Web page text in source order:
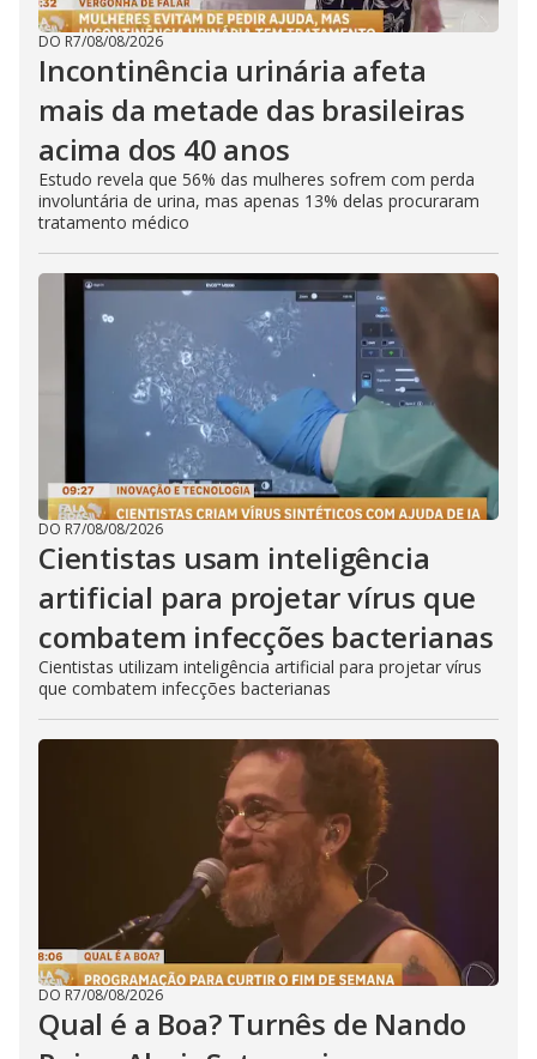
DO R7/08/08/2026
Incontinência urinária afeta
mais da metade das brasileiras
acima dos 40 anos
Estudo revela que 56% das mulheres sofrem com perda
involuntária de urina, mas apenas 13% delas procuraram
tratamento médico
DO R7/08/08/2026
Cientistas usam inteligência
artificial para projetar vírus que
combatem infecções bacterianas
Cientistas utilizam inteligência artificial para projetar vírus
que combatem infecções bacterianas
DO R7/08/08/2026
Qual é a Boa? Turnês de Nando